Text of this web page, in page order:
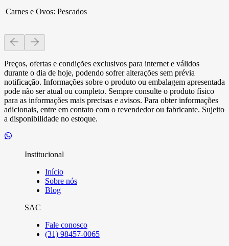
Carnes e Ovos: Pescados
Preços, ofertas e condições exclusivos para internet e válidos
durante o dia de hoje, podendo sofrer alterações sem prévia
notificação. Informações sobre o produto ou embalagem apresentada
pode não ser atual ou completo. Sempre consulte o produto físico
para as informações mais precisas e avisos. Para obter informações
adicionais, entre em contato com o revendedor ou fabricante. Sujeito
a disponibilidade no estoque.
Institucional
Início
Sobre nós
Blog
SAC
Fale conosco
(31) 98457-0065